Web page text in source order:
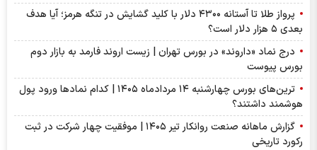
پرواز طلا تا آستانه ۴۳۰۰ دلار با کلید گشایش در تنگه هرمز؛ آیا هدف
بعدی ۵ هزار دلار است؟
درج نماد «داروند» در بورس تهران | زیست اروند فارمد به بازار دوم
بورس پیوست
ترین‌های بورس چهارشنبه ۱۴ مردادماه ۱۴۰۵ | کدام نماد‌ها ورود پول
هوشمند داشتند؟
گزارش ماهانه صنعت روانکار تیر ۱۴۰۵ | موفقیت چهار شرکت در ثبت
رکورد تاریخی